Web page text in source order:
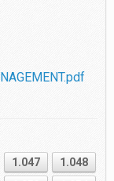
1.047
1.048